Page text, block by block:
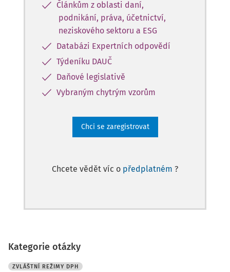
Článkům z oblasti daní,
podnikání, práva, účetnictví,
neziskového sektoru a ESG
Databázi Expertních odpovědí
Týdeníku DAUČ
Daňové legislativě
Vybraným chytrým vzorům
Chci se zaregistrovat
Chcete vědět víc o předplatném ?
Kategorie otázky
ZVLÁŠTNÍ REŽIMY DPH